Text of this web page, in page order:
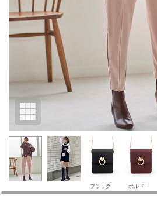
ブラック ボルドー